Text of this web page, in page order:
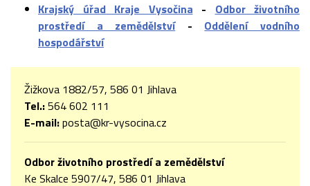
Krajský úřad Kraje Vysočina - Odbor životního
prostředí a zemědělství- Oddělení vodního
hospodářství
Žižkova 1882/57, 586 01 Jihlava
Tel.:564 602 111
E-mail:posta@kr-vysocina.cz
Odbor životního prostředí a zemědělství
Ke Skalce 5907/47, 586 01 Jihlava